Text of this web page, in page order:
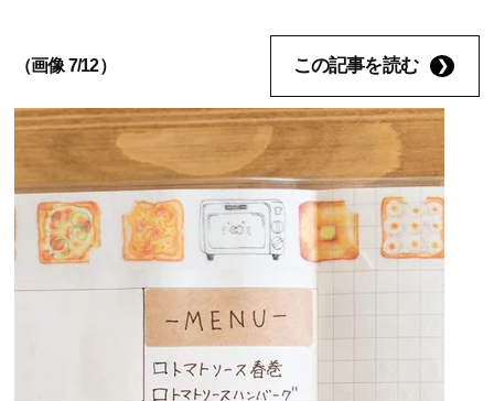
（画像 7/12） この記事を読む